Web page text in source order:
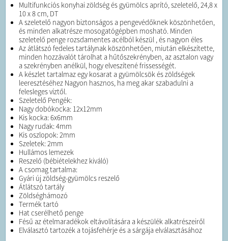
Multifunkciós konyhai zöldség és gyümölcs aprító, szeletelő, 24,8 x
10 x 8 cm, DT
A szeletelő nagyon biztonságos a pengevédőknek köszönhetően,
és minden alkatrésze mosogatógépben mosható. Minden
szeletelő penge rozsdamentes acélból készül , és nagyon éles
Az átlátszó fedeles tartálynak köszönhetően, miután elkészítette,
minden hozzávalót tárolhat a hűtőszekrényben, az asztalon vagy
a szekrényben anélkül, hogy elveszítené frissességét.
A készlet tartalmaz egy kosarat a gyümölcsök és zöldségek
leeresztéséhez Nagyon hasznos, ha meg akar szabadulni a
felesleges víztől.
Szeletelő Pengék:
Nagy dobókocka: 12x12mm
Kis kocka: 6x6mm
Nagy rudak: 4mm
Kis oszlopok: 2mm
Szeletek: 2mm
Hullámos lemezek
Reszelő (bébiételekhez kiváló)
A csomag tartalma:
Gyári új zöldség-gyümölcs reszelő
Átlátszó tartály
Zöldséghámozó
Termék tartó
Hat cserélhető penge
Fésű az ételmaradékok eltávolítására a készülék alkatrészeiről
Elválasztó tartozék a tojásfehérje és a sárgája elválasztásához